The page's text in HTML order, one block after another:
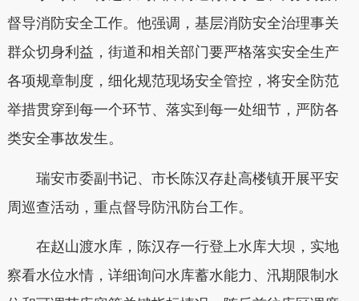
督导消防安全工作。他强调，基层消防安全治理事关
群众切身利益，街道和相关部门要严格落实安全生产
各项规章制度，细化规范现场安全管控，将安全防范
举措贯穿到每一个环节、落实到每一处细节，严防各
类安全事故发生。
瑞安市委副书记、市长陈汉存赴高楼镇开展平安
周巡查活动，重点督导防汛防台工作。
在赵山渡水库，陈汉存一行登上水库大坝，实地
察看水位水情，详细询问水库蓄水能力、汛期限制水